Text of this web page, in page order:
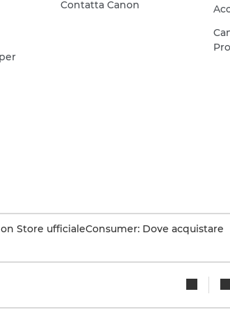
Contatta Canon
Store ufficialeConsumer: Dove acquistare